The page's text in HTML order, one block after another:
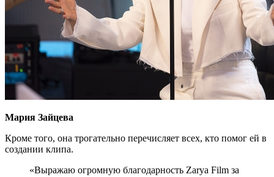
Мария Зайцева
Кроме того, она трогательно перечисляет всех, кто помог ей в
создании клипа.
«Выражаю огромную благодарность Zarya Film за